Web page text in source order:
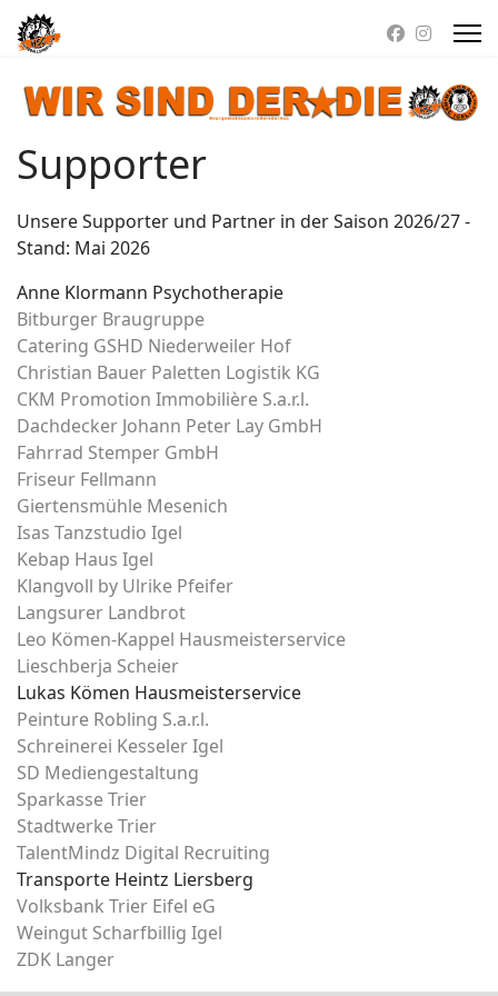
Supporter
Unsere Supporter und Partner in der Saison 2026/27 -
Stand: Mai 2026
Anne Klormann Psychotherapie
Bitburger Braugruppe
Catering GSHD Niederweiler Hof
Christian Bauer Paletten Logistik KG
CKM Promotion Immobilière S.a.r.l.
Dachdecker Johann Peter Lay GmbH
Fahrrad Stemper GmbH
Friseur Fellmann
Giertensmühle Mesenich
Isas Tanzstudio Igel
Kebap Haus Igel
Klangvoll by Ulrike Pfeifer
Langsurer Landbrot
Leo Kömen-Kappel Hausmeisterservice
Lieschberja Scheier
Lukas Kömen Hausmeisterservice
Peinture Robling S.a.r.l.
Schreinerei Kesseler Igel
SD Mediengestaltung
Sparkasse Trier
Stadtwerke Trier
TalentMindz Digital Recruiting
Transporte Heintz Liersberg
Volksbank Trier Eifel eG
Weingut Scharfbillig Igel
ZDK Langer